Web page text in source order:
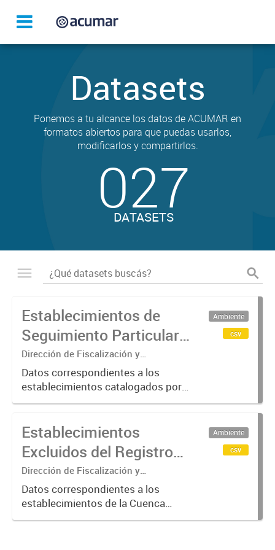
Datasets
Ponemos a tu alcance los datos de ACUMAR en
formatos abiertos para que puedas usarlos,
modificarlos y compartirlos.
027
DATASETS
Establecimientos de
Seguimiento Particular
en la Cuenca Matanza
Riachuelo (2016-2023)
Dirección de Fiscalización y
Adecuación Ambiental
Datos correspondientes a los
establecimientos catalogados por
ACUMAR como de "Seguimiento
aquellos que requieren de una
verificación más exhaustiva por
considerarse...
Ambiente
csv
Establecimientos
Excluidos del Registro
de Agentes
Contaminantes de
ACUMAR (2017-2023)
Dirección de Fiscalización y
Adecuación Ambiental
Datos correspondientes a los
establecimientos de la Cuenca
Matanza Riachuelo excluidos del
Ambiente
csv